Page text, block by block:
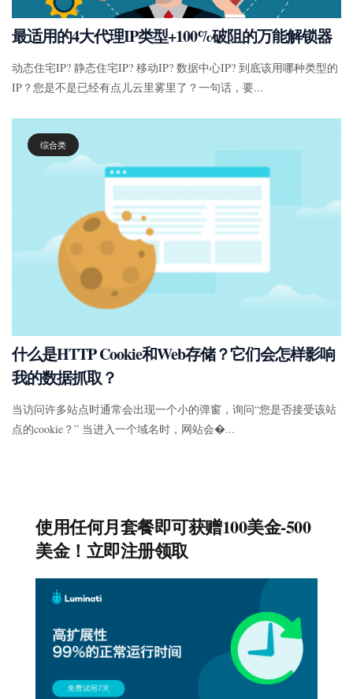
最适用的4大代理IP类型+100%破阻的万能解锁器
动态住宅IP? 静态住宅IP? 移动IP? 数据中心IP? 到底该用哪种类型的
IP？您是不是已经有点儿云里雾里了？一句话，要...
综合类
什么是HTTP Cookie和Web存储？它们会怎样影响
我的数据抓取？
当访问许多站点时通常会出现一个小的弹窗，询问“您是否接受该站
点的cookie？” 当进入一个域名时，网站会�...
使用任何月套餐即可获赠100美金-500
美金！立即注册领取